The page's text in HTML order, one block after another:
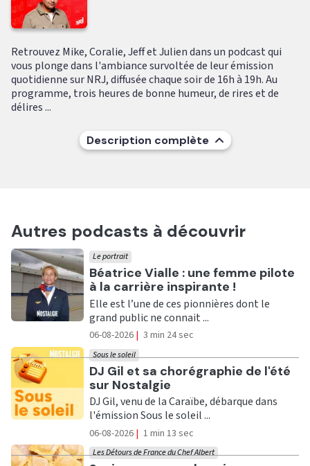
Retrouvez Mike, Coralie, Jeff et Julien dans un podcast qui
vous plonge dans l'ambiance survoltée de leur émission
quotidienne sur NRJ, diffusée chaque soir de 16h à 19h. Au
programme, trois heures de bonne humeur, de rires et de
délires ...
Description complète
Autres podcasts à découvrir
Ecouter
Béatrice Vialle : une femme pilote
à la carrière inspirante !
Le portrait
Elle est l’une de ces pionnières dont le
grand public ne connait ...
06-08-2026 | 3 min 24 sec
Ecouter
DJ Gil et sa chorégraphie de l'été
sur Nostalgie
Sous le soleil
DJ Gil, venu de la Caraïbe, débarque dans
l'émission Sous le soleil ...
06-08-2026 | 1 min 13 sec
Les Détours de France du Chef Albert